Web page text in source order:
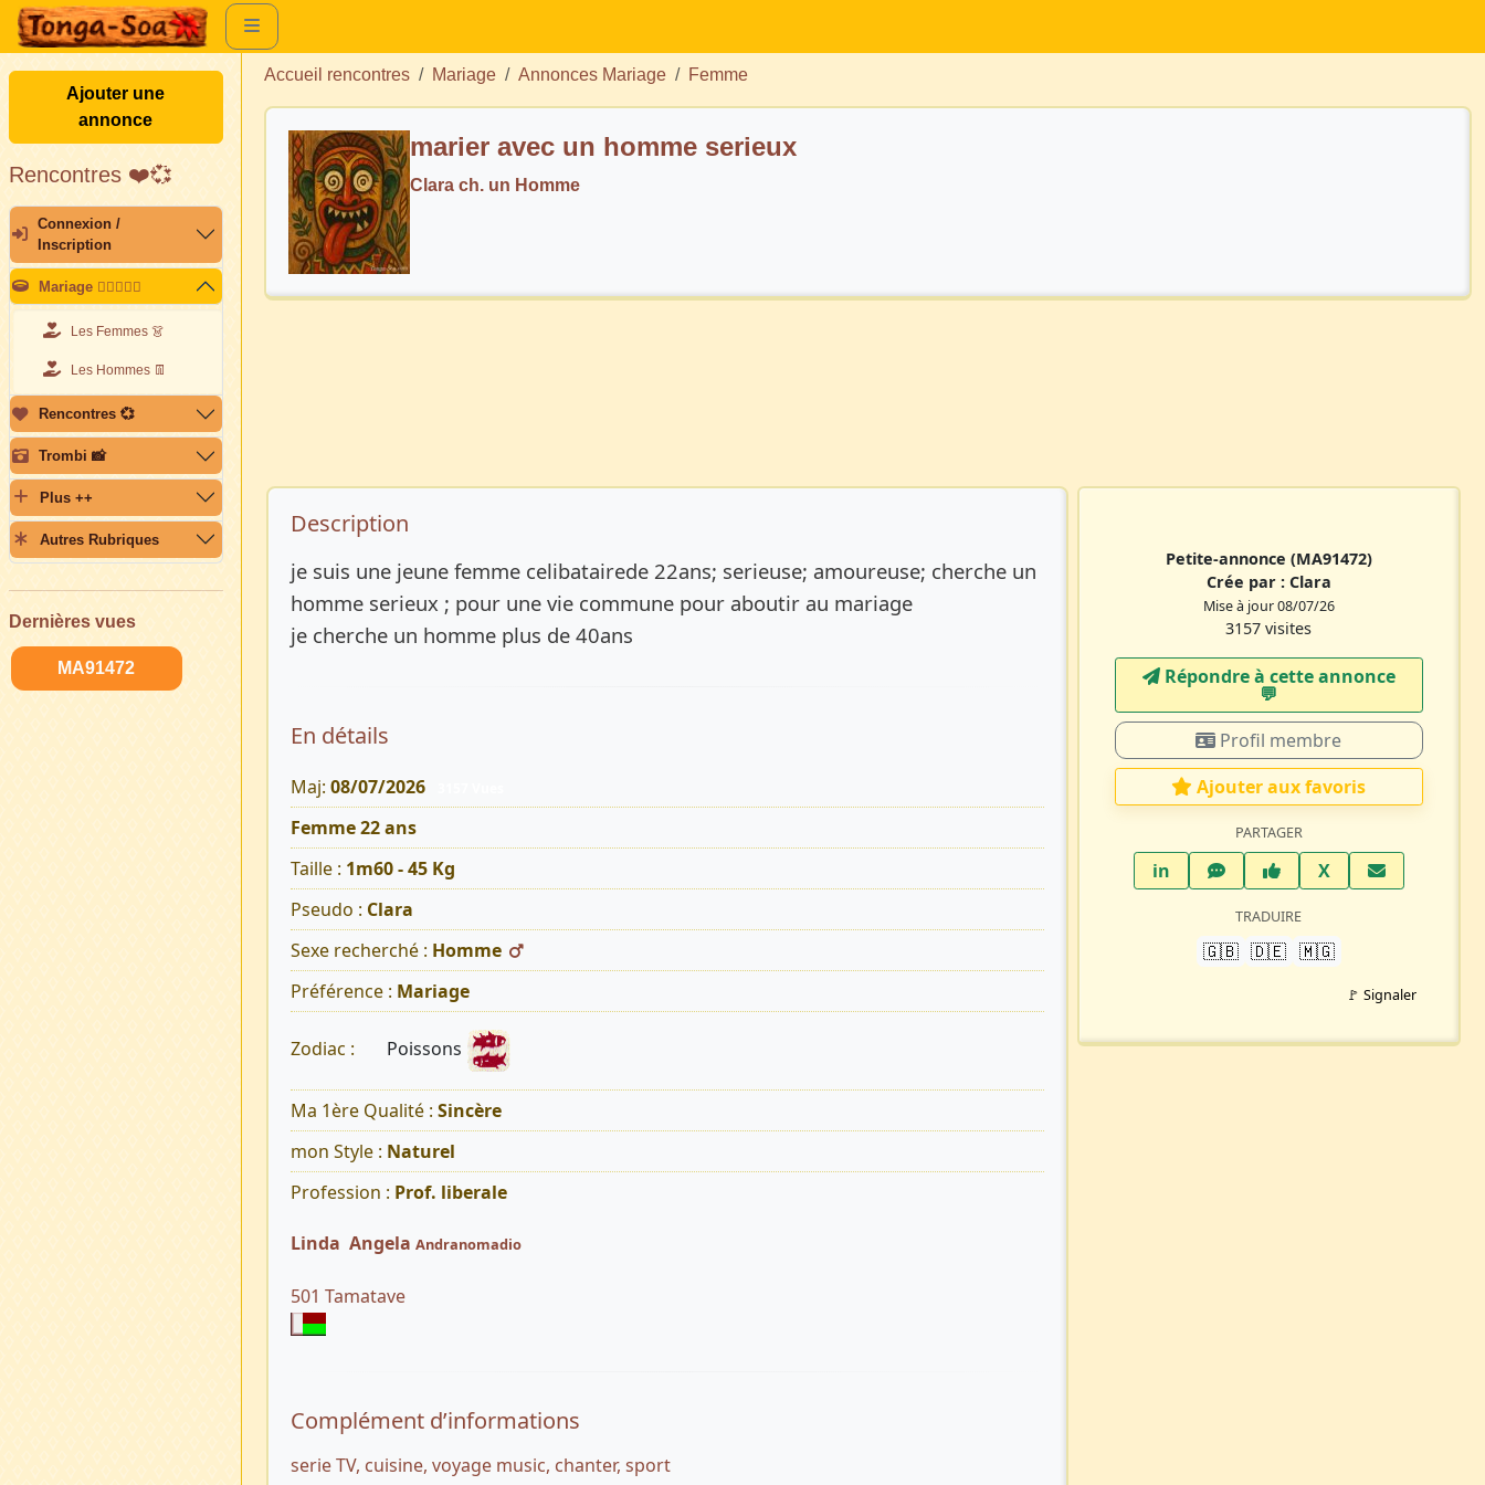
Ajouter une
annonce
Rencontres ❤️💞
Connexion /
Inscription
Mariage 👩🏽‍❤️‍👨🏽
Les Femmes 👗
Les Hommes 👖
Rencontres 💞
Trombi 📸
Plus ++
Autres Rubriques
Dernières vues
MA91472
Accueil rencontres Mariage Annonces Mariage Femme
marier avec un homme serieux
Clara ch. un Homme
Description de l’annonce
Description
je suis une jeune femme celibatairede 22ans; serieuse; amoureuse; cherche un
homme serieux ; pour une vie commune pour aboutir au mariage
je cherche un homme plus de 40ans
En détails
Maj: 08/07/2026
Femme 22 ans
Taille : 1m60 - 45 Kg
Pseudo : Clara
Sexe recherché : Homme
Préférence : Mariage
Zodiac : Poissons
Ma 1ère Qualité : Sincère
mon Style : Naturel
Profession : Prof. liberale
Linda Angela Andranomadio
501 Tamatave
Complément d’informations
serie TV, cuisine, voyage music, chanter, sport
Petite-annonce (MA91472)
Crée par : Clara
Mise à jour 08/07/26
3157 visites
Répondre à cette annonce
💬​
Profil membre
Ajouter aux favoris
PARTAGER
inLinkedInWhatsAppFacebook
XTwitter X
TRADUIRE
🇬🇧 🇩🇪 🇲🇬
🚩 Signaler